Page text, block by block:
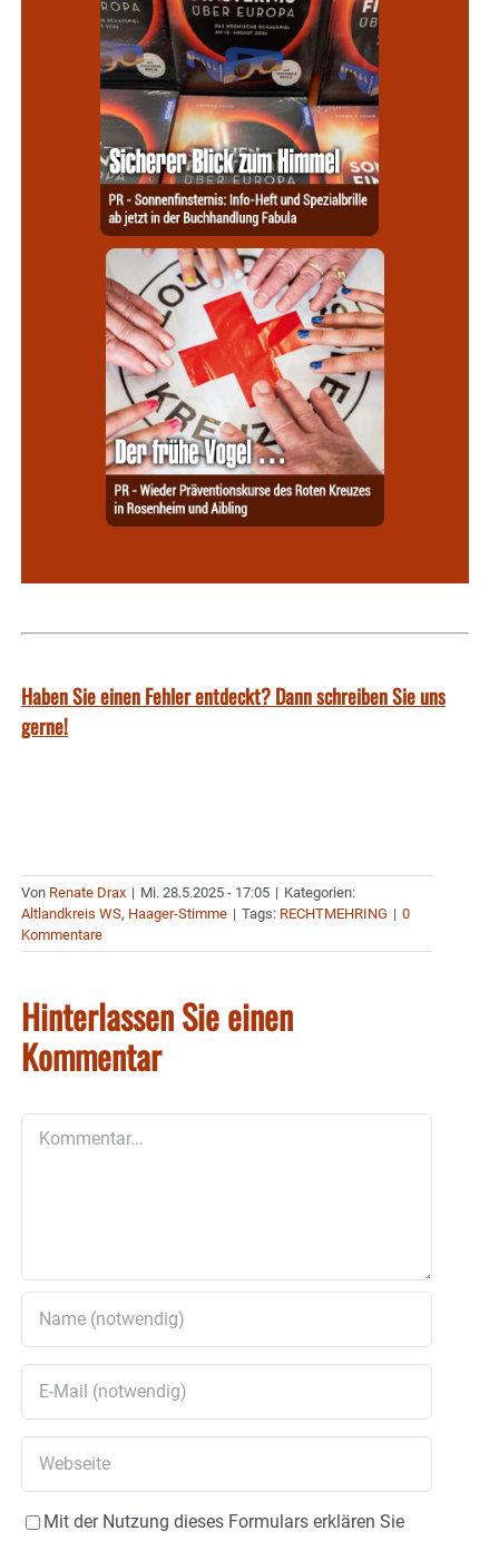
Haben Sie einen Fehler entdeckt? Dann schreiben Sie uns
gerne!
Von Renate Drax | Mi. 28.5.2025 - 17:05 | Kategorien:
Altlandkreis WS, Haager-Stimme | Tags: RECHTMEHRING | 0
Kommentare
Hinterlassen Sie einen
Kommentar
Mit der Nutzung dieses Formulars erklären Sie